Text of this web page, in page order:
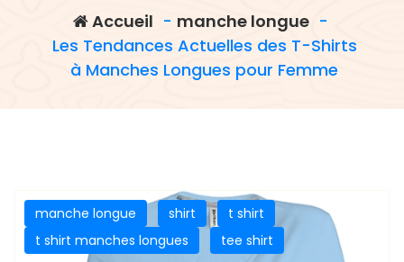
Accueil - manche longue -
Les Tendances Actuelles des T-Shirts
à Manches Longues pour Femme
manche longue shirt
t shirt
t shirt manches longues
tee shirt